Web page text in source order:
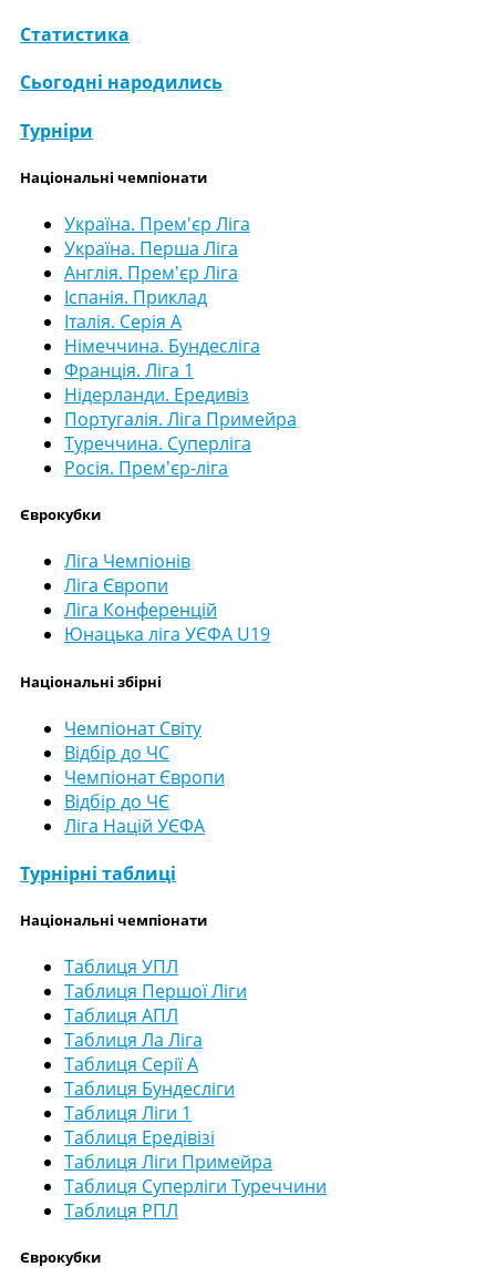
Статистика
Сьогодні народились
Турніри
Національні чемпіонати
Україна. Прем'єр Ліга
Україна. Перша Ліга
Англія. Прем'єр Ліга
Іспанія. Приклад
Італія. Серія А
Німеччина. Бундесліга
Франція. Ліга 1
Нідерланди. Ередивіз
Португалія. Ліга Примейра
Туреччина. Суперліга
Росія. Прем'єр-ліга
Єврокубки
Ліга Чемпіонів
Ліга Європи
Ліга Конференцій
Юнацька ліга УЄФА U19
Національні збірні
Чемпіонат Світу
Відбір до ЧС
Чемпіонат Європи
Відбір до ЧЄ
Ліга Націй УЄФА
Турнірні таблиці
Національні чемпіонати
Таблиця УПЛ
Таблиця Першої Ліги
Таблиця АПЛ
Таблиця Ла Ліга
Таблиця Серії А
Таблиця Бундесліги
Таблиця Ліги 1
Таблиця Ередівізі
Таблиця Ліги Примейра
Таблиця Суперліги Туреччини
Таблиця РПЛ
Єврокубки